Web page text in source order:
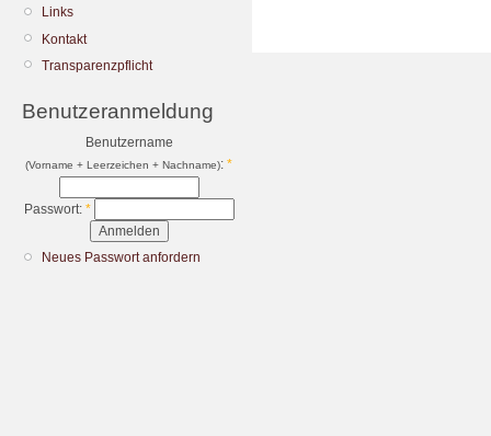
Links
Kontakt
Transparenzpflicht
Benutzeranmeldung
Benutzername
(Vorname + Leerzeichen + Nachname): *
Passwort: *
Neues Passwort anfordern